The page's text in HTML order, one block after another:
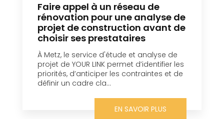
Faire appel à un réseau de
rénovation pour une analyse de
projet de construction avant de
choisir ses prestataires
À Metz, le service d'étude et analyse de
projet de YOUR LINK permet d’identifier les
priorités, d’anticiper les contraintes et de
définir un cadre cla...
EN SAVOIR PLUS